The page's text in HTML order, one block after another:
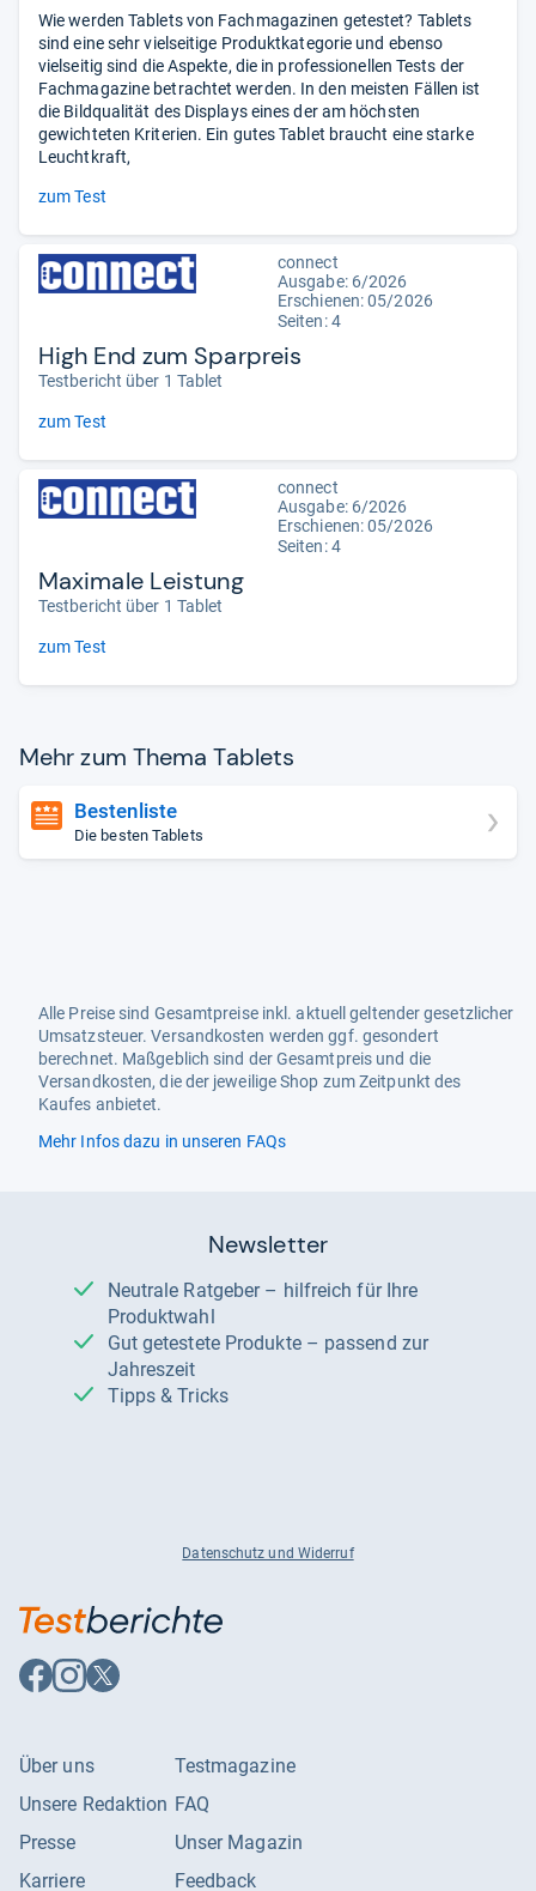
Wie werden Tablets von Fachmagazinen getestet? Tablets
sind eine sehr vielseitige Produktkategorie und ebenso
vielseitig sind die Aspekte, die in professionellen Tests der
Fachmagazine betrachtet werden. In den meisten Fällen ist
die Bildqualität des Displays eines der am höchsten
gewichteten Kriterien. Ein gutes Tablet braucht eine starke
Leuchtkraft,
zum Test
connect
Ausgabe: 6/2026
Erschienen:05/2026
Seiten: 4
High End zum Sparpreis
Testbericht über 1 Tablet
zum Test
connect
Ausgabe: 6/2026
Erschienen:05/2026
Seiten: 4
Maximale Leistung
Testbericht über 1 Tablet
zum Test
Mehr zum Thema Tablets
Bestenliste
Die besten Tablets
Alle Preise sind Gesamtpreise inkl. aktuell geltender gesetzlicher
Umsatzsteuer. Versandkosten werden ggf. gesondert
berechnet. Maßgeblich sind der Gesamtpreis und die
Versandkosten, die der jeweilige Shop zum Zeitpunkt des
Kaufes anbietet.
Mehr Infos dazu in unseren FAQs
Newsletter
Neutrale Ratgeber – hilfreich für Ihre
Produktwahl
Gut getestete Produkte – passend zur
Jahreszeit
Tipps & Tricks
Datenschutz und Widerruf
Auf
Facebook
Auf
Instagram
Auf
X
Über uns
Unsere Redaktion
Presse
Karriere
Testmagazine
FAQ
Unser Magazin
Feedback